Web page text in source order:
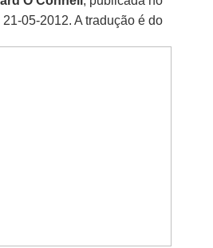
21-05-2012. A tradução é do